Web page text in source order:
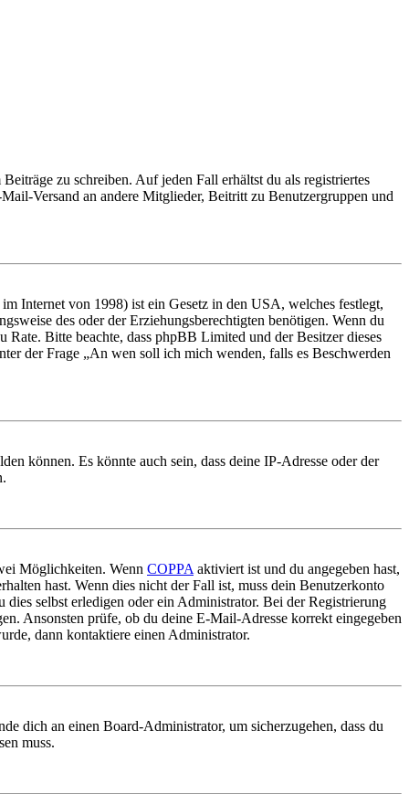
zu schreiben. Auf jeden Fall erhältst du als registriertes
Versand an andere Mitglieder, Beitritt zu Benutzergruppen und
Internet von 1998) ist ein Gesetz in den USA, welches festlegt,
des oder der Erziehungsberechtigten benötigen. Wenn du
Bitte beachte, dass phpBB Limited und der Besitzer dieses
der Frage „An wen soll ich mich wenden, falls es Beschwerden
können. Es könnte auch sein, dass deine IP-Adresse oder der
Möglichkeiten. Wenn COPPA aktiviert ist und du angegeben hast,
hast. Wenn dies nicht der Fall ist, muss dein Benutzerkonto
selbst erledigen oder ein Administrator. Bei der Registrierung
Ansonsten prüfe, ob du deine E-Mail-Adresse korrekt eingegeben
dann kontaktiere einen Administrator.
dich an einen Board-Administrator, um sicherzugehen, dass du
muss.